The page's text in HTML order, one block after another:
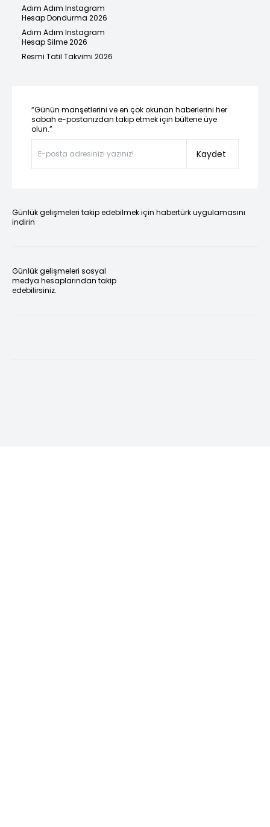
Adım Adım Instagram
Hesap Dondurma 2026
Adım Adım Instagram
Hesap Silme 2026
Resmi Tatil Takvimi 2026
“Günün manşetlerini ve en çok okunan haberlerini her
sabah e-postanızdan takip etmek için bültene üye
olun.”
Kaydet
Günlük gelişmeleri takip edebilmek için habertürk uygulamasını
indirin
Günlük gelişmeleri sosyal
medya hesaplarından takip
edebilirsiniz.